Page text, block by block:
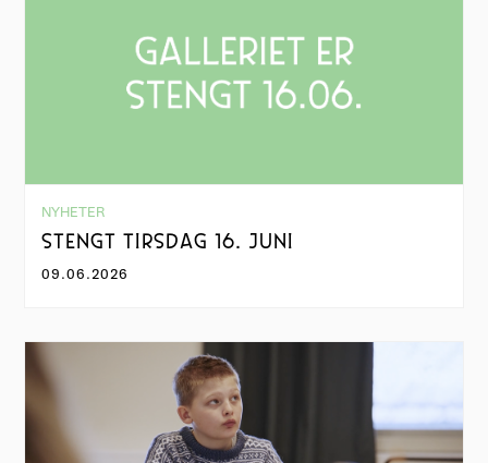
NYHETER
STENGT TIRSDAG 16. JUNI
09.06.2026